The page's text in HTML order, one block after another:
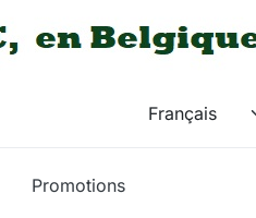
Promotions